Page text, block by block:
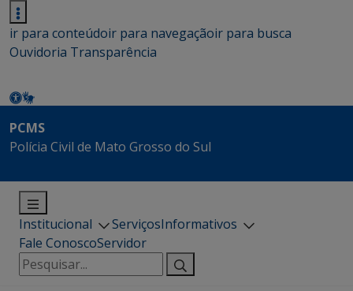
ir para conteúdoir para navegaçãoir para busca
Ouvidoria Transparência
PCMS
Polícia Civil de Mato Grosso do Sul
Institucional ServiçosInformativos
Fale ConoscoServidor
Pesquisar
por: